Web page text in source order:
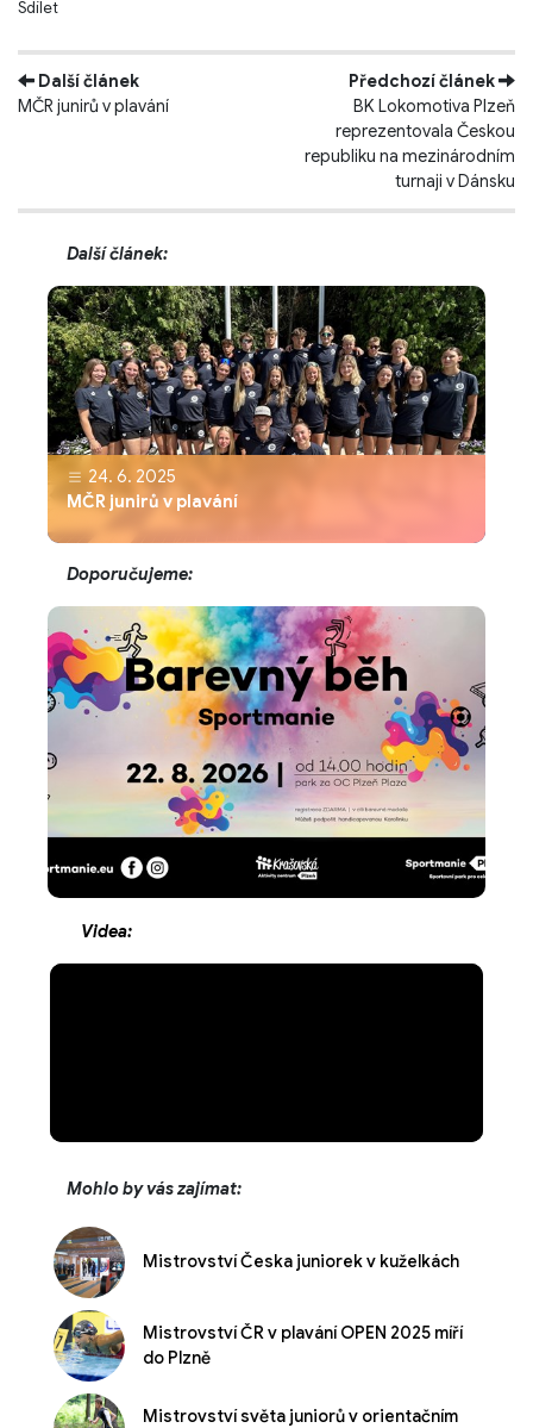
Sdílet
Další článek
MČR junirů v plavání
Předchozí článek
BK Lokomotiva Plzeň
reprezentovala Českou
republiku na mezinárodním
turnaji v Dánsku
Další článek:
24. 6. 2025
MČR junirů v plavání
Doporučujeme:
Videa:
Mohlo by vás zajímat:
Mistrovství Česka juniorek v kuželkách
Mistrovství ČR v plavání OPEN 2025 míří
do Plzně
Mistrovství světa juniorů v orientačním